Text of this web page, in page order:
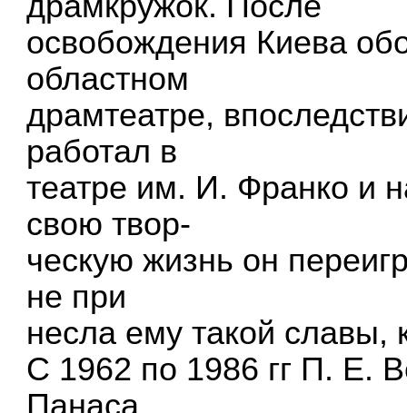
освобождения Киева
областном
драмтеатре,
работал в
театре им. И. Франко и
свою твор-
ческую жизнь он
не при
несла ему такой славы,
С 1962 по 1986 гг П. Е.
Панаса